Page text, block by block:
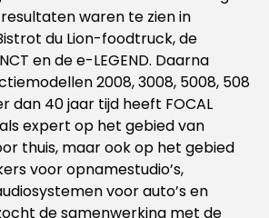
waren te zien in
du Lion-foodtruck, de
en de e-LEGEND. Daarna
2008, 3008, 5008, 508
dan 40 jaar tijd heeft FOCAL
expert op het gebied van
thuis, maar ook op het gebied
voor opnamestudio’s,
voor auto’s en
de samenwerking met de